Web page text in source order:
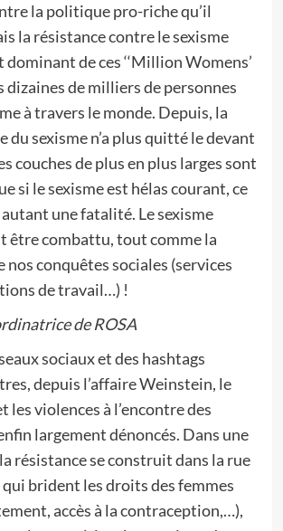
la politique pro-riche qu’il
la résistance contre le sexisme
de ces ‘‘Million Womens’
dizaines de milliers de personnes
à travers le monde. Depuis, la
du sexisme n’a plus quitté le devant
couches de plus en plus larges sont
si le sexisme est hélas courant, ce
autant une fatalité. Le sexisme
être combattu, tout comme la
conquêtes sociales (services
de travail…) !
de ROSA
sociaux et des hashtags
depuis l’affaire Weinstein, le
les violences à l’encontre des
largement dénoncés. Dans une
résistance se construit dans la rue
brident les droits des femmes
accès à la contraception,…),